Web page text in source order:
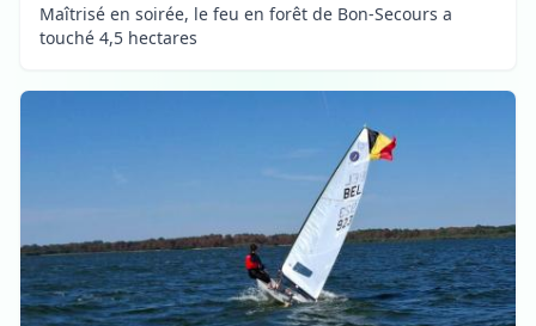
Maîtrisé en soirée, le feu en forêt de Bon-Secours a
touché 4,5 hectares